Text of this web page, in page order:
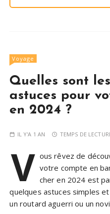
Voyage
Quelles sont
astuces pour
en 2024 ?
IL Y'A 1 AN TEMPS DE
V ous rêvez de
votre compte en
cher en 2024 est
quelques astuces simples
un routard aguerri ou un